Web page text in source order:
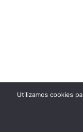
Utilizamos cookies